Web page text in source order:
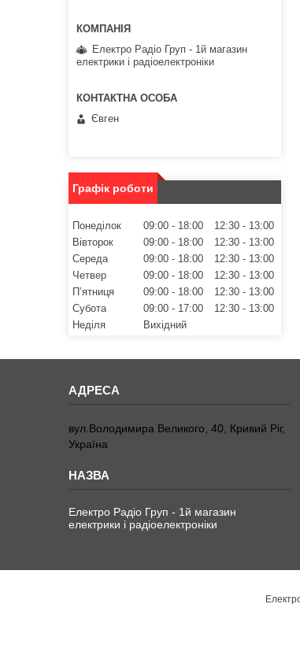
Електро Радіо Груп - 1й магазин
електрики і радіоелектроніки
Євген
Графік роботи
Понеділок 09:00 18:00 12:30
13:00
Вівторок
09:00 18:00 12:30
13:00
Середа
09:00 18:00 12:30
13:00
Четвер
09:00 18:00 12:30
13:00
Пʼятниця
09:00 18:00 12:30
13:00
Субота
09:00 17:00 12:30
13:00
Неділя
Вихідний
вул.Володимира Великого, 40, Кривий Ріг,
Україна
Електро Радіо Груп - 1й магазин
електрики і радіоелектроніки